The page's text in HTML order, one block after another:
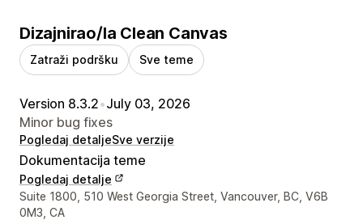
Dizajnirao/la Clean Canvas
Zatraži podršku Sve teme
Version 8.3.2•July 03, 2026
Minor bug fixes
Pogledaj detaljeSve verzije
Dokumentacija teme
Pogledaj detalje
Podaci za kontakt dizajnera
Suite 1800, 510 West Georgia Street, Vancouver, BC, V6B
0M3, CA